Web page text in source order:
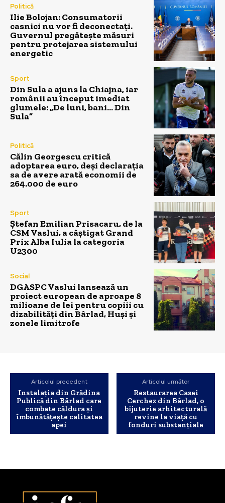
Politică
Ilie Bolojan: Consumatorii
casnici nu vor fi deconectați.
Guvernul pregătește măsuri
pentru protejarea sistemului
energetic
Sport
Din Sula a ajuns la Chiajna, iar
românii au început imediat
glumele: „De luni, bani… Din
Sula”
Politică
Călin Georgescu critică
adoptarea euro, deși declarația
sa de avere arată economii de
264.000 de euro
Sport
Ștefan Emilian Prisacaru, de la
CSM Vaslui, a câștigat Grand
Prix Alba Iulia la categoria
U2300
Social
DGASPC Vaslui lansează un
proiect european de aproape 8
milioane de lei pentru copiii cu
dizabilități din Bârlad, Huși și
zonele limitrofe
Articolul precedent
Instalația din Grădina
Publică din Bârlad care
combate căldura și
îmbunătățește calitatea
apei
Articolul următor
Restaurarea Casei
Cerchez din Bârlad, o
bijuterie arhitecturală
revine la viață cu
fonduri substanțiale